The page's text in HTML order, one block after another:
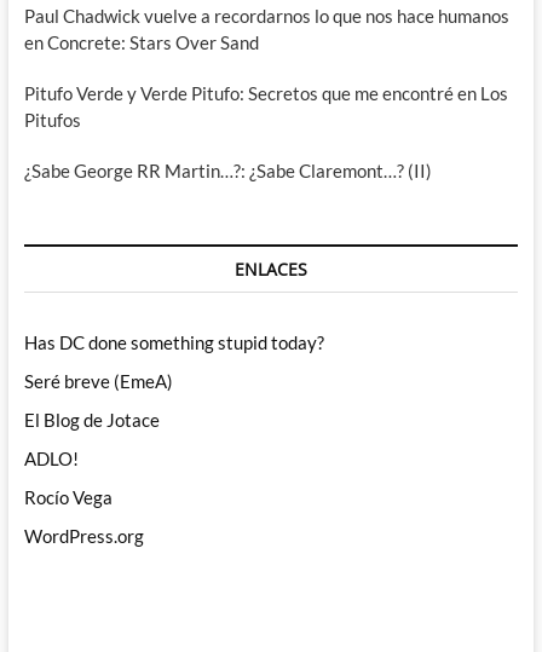
Paul Chadwick vuelve a recordarnos lo que nos hace humanos
en Concrete: Stars Over Sand
Pitufo Verde y Verde Pitufo: Secretos que me encontré en Los
Pitufos
¿Sabe George RR Martin…?: ¿Sabe Claremont…? (II)
ENLACES
Has DC done something stupid today?
Seré breve (EmeA)
El Blog de Jotace
ADLO!
Rocío Vega
WordPress.org